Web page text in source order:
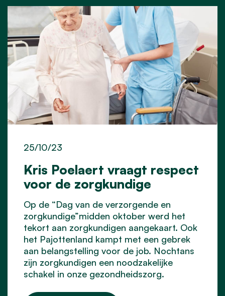
Kris Poelaert vraagt respect
voor de zorgkundige
25/10/23
Op de “Dag van de verzorgende en
zorgkundige”midden oktober werd het
tekort aan zorgkundigen aangekaart. Ook
het Pajottenland kampt met een gebrek
aan belangstelling voor de job. Nochtans
zijn zorgkundigen een noodzakelijke
schakel in onze gezondheidszorg.